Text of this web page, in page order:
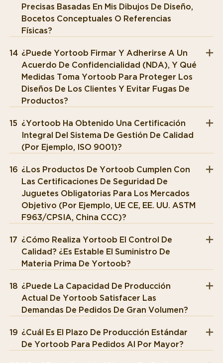
Precisas Basadas En Mis Dibujos De Diseño,
Bocetos Conceptuales O Referencias
Físicas?
14 ¿Puede Yortoob Firmar Y Adherirse A Un
Acuerdo De Confidencialidad (NDA), Y Qué
Medidas Toma Yortoob Para Proteger Los
Diseños De Los Clientes Y Evitar Fugas De
Productos?
15 ¿Yortoob Ha Obtenido Una Certificación
Integral Del Sistema De Gestión De Calidad
(por Ejemplo, ISO 9001)?
16 ¿Los Productos De Yortoob Cumplen Con
Las Certificaciones De Seguridad De
Juguetes Obligatorias Para Los Mercados
Objetivo (por Ejemplo, UE CE, EE. UU. ASTM
F963/CPSIA, China CCC)?
17 ¿Cómo Realiza Yortoob El Control De
Calidad? ¿Es Estable El Suministro De
Materia Prima De Yortoob?
18 ¿Puede La Capacidad De Producción
Actual De Yortoob Satisfacer Las
Demandas De Pedidos De Gran Volumen?
19 ¿Cuál Es El Plazo De Producción Estándar
De Yortoob Para Pedidos Al Por Mayor?